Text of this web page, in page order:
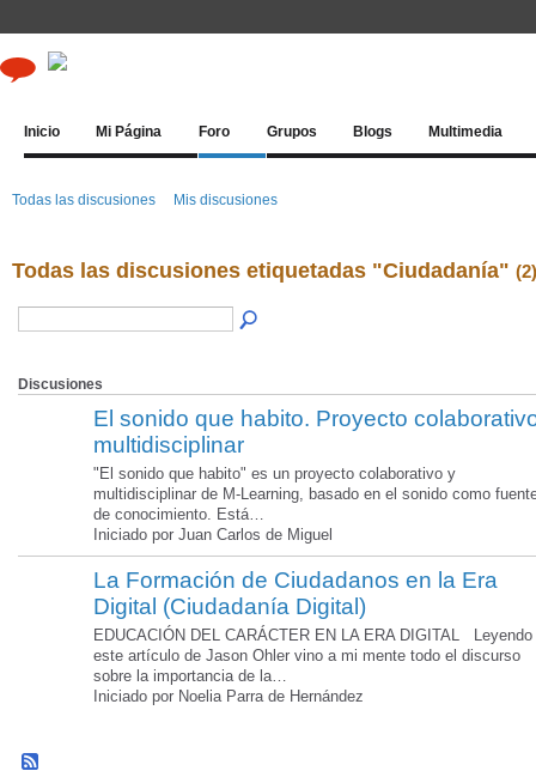
Inicio Mi Página Foro Grupos Blogs Multimedia
Todas las discusiones Mis discusiones
Todas las discusiones etiquetadas "Ciudadanía" (2)
Discusiones
El sonido que habito. Proyecto
multidisciplinar
"El sonido que habito" es un proyecto colaborativo y
multidisciplinar de M-Learning, basado en el sonido como
de conocimiento. Está…
Iniciado por Juan Carlos de Miguel
La Formación de Ciudadanos en la Era
Digital (Ciudadanía Digital)
EDUCACIÓN DEL CARÁCTER EN LA ERA DIGITAL Leyendo
este artículo de Jason Ohler vino a mi mente todo el discurso
sobre la importancia de la…
Iniciado por Noelia Parra de Hernández